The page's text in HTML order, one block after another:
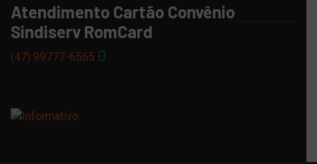
Atendimento Cartão Convênio
Sindiserv RomCard
(47) 99777-6565